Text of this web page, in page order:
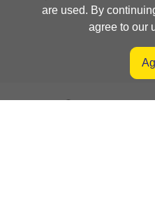
are used. By
agree to our